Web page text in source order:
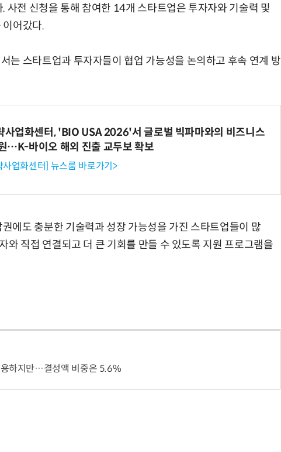
사전 신청을 통해 참여한 14개 스타트업은 투자자와 기술력 및
이어갔다.
는 스타트업과 투자자들이 협업 가능성을 논의하고 후속 연계 방
사업화센터, 'BIO USA 2026'서 글로벌 빅파마와의 비즈니스
…K-바이오 해외 진출 교두보 확보
사업화센터] 뉴스룸 바로가기>
에도 충분한 기술력과 성장 가능성을 가진 스타트업들이 많
와 직접 연결되고 더 큰 기회를 만들 수 있도록 지원 프로그램을
하지만…결성액 비중은 5.6%